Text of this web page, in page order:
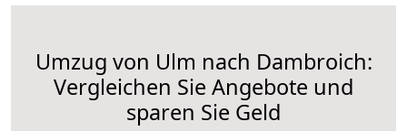
Umzug von Ulm nach Dambroich:
Vergleichen Sie Angebote und
sparen Sie Geld